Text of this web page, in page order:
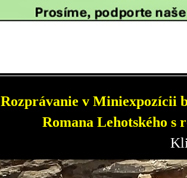
Rozprávanie v Miniexpozícii
Romana Lehotského s